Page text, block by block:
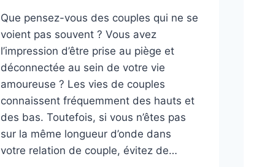
Que pensez-vous des couples qui ne se
voient pas souvent ? Vous avez
l’impression d’être prise au piège et
déconnectée au sein de votre vie
amoureuse ? Les vies de couples
connaissent fréquemment des hauts et
des bas. Toutefois, si vous n’êtes pas
sur la même longueur d’onde dans
votre relation de couple, évitez de…